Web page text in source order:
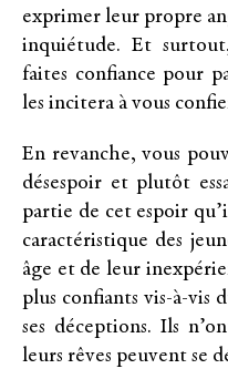
exprimer leur propre
inquiétude. Et
faites confiance pour
les incitera à vous
En revanche, vous
désespoir et plutôt
partie de cet espoir
caractéristique des
âge et de leur
plus confiants vis-à-vis
ses déceptions. Ils
leurs rêves peuvent se